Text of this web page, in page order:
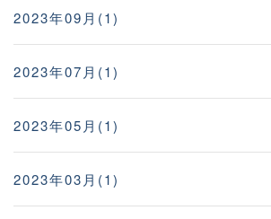
2023年09月(1)
2023年07月(1)
2023年05月(1)
2023年03月(1)